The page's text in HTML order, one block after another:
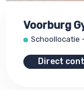
Voorburg
Schoollocatie
Direct